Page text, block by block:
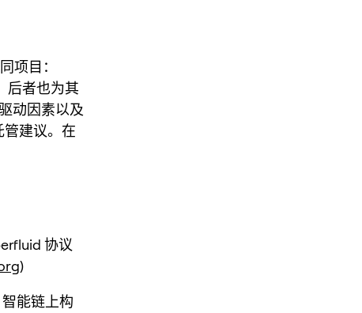
项目：
后者也为其
动因素以及
建议。在
协议
)
能链上构